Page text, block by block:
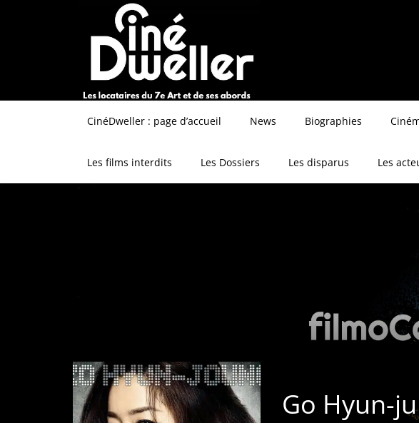
CinéDweller : page d’accueil News Biographies
Les films interdits Les Dossiers Les disparus Les
Go Hyun-